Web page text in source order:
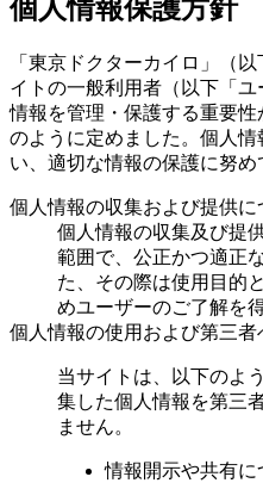
個人情報保護方針
「東京ドクターカイロ」（
イトの一般利用者（以下「
情報を管理・保護する重要
のように定めました。個人
い、適切な情報の保護に努め
個人情報の収集および提供に
個人情報の収集及び提
範囲で、公正かつ適正
た、その際は使用目的
めユーザーのご了解を
個人情報の使用および第三者
当サイトは、以下のよ
集した個人情報を第三
ません。
情報開示や共有